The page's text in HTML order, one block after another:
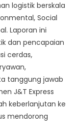
Express
Tegaskan
Komitmen
ESG
2025,
Hadirkan
Smart
Logistic
Dampak
Sosial
logistik berskala
Social
Laporan ini
dan pencapaian
cerdas,
tanggung jawab
J&T Express
keberlanjutan ke
mendorong